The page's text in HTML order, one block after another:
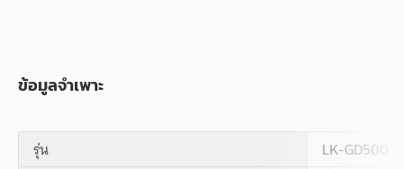
ข้อมูลจำเพาะ
รุ่น
LK-GD500